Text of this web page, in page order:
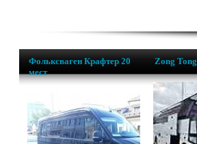
Фольксваген Крафтер 20
мест
Zong Tong